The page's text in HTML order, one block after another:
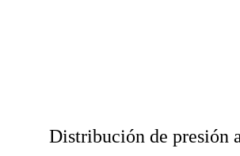
Distribución de presión